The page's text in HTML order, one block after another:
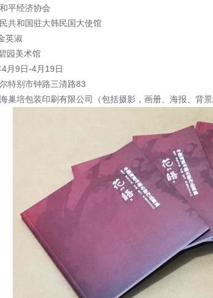
平经济协会
共和国驻大韩民国大使馆
英淑
园美术馆
月9日-4月19日
特别市钟路三清路83
巢培包装印刷有限公司（包括摄影，画册、海报、背景